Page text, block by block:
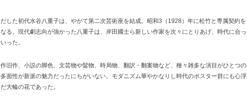
した初代水谷八重子は、やがて第二次芸術座を結成。昭和3（1928）年に松竹と専属契約を
る。現代劇志向が強かった八重子は、岸田國士ら新しい作家を次々にとりあげ、時代に合っ
った。
旧作、小説の脚色、文芸物や髷物、時局物、翻訳・翻案物など、種々雑多な演目がひとつの
面性が新派の魅力だったにちがいない。モダニズム華やかなりし時代のポスター群にも心浮
大輪の花であった。